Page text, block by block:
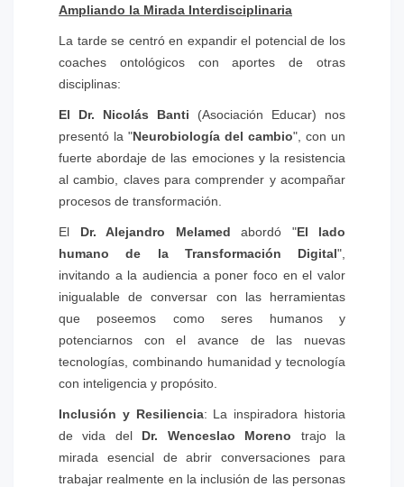
Ampliando la Mirada Interdisciplinaria
La tarde se centró en expandir el potencial de los
coaches ontológicos con aportes de otras
disciplinas:
El Dr. Nicolás Banti (Asociación Educar) nos
presentó la "Neurobiología del cambio", con un
fuerte abordaje de las emociones y la resistencia
al cambio, claves para comprender y acompañar
procesos de transformación.
El Dr. Alejandro Melamed abordó "El lado
humano de la Transformación Digital",
invitando a la audiencia a poner foco en el valor
inigualable de conversar con las herramientas
que poseemos como seres humanos y
potenciarnos con el avance de las nuevas
tecnologías, combinando humanidad y tecnología
con inteligencia y propósito.
Inclusión y Resiliencia: La inspiradora historia
de vida del Dr. Wenceslao Moreno trajo la
mirada esencial de abrir conversaciones para
trabajar realmente en la inclusión de las personas